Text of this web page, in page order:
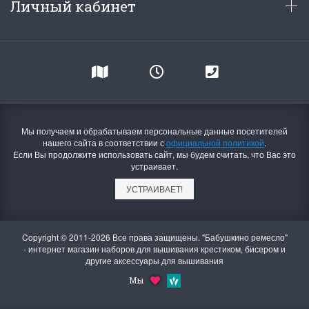
Личный кабинет
Мы получаем и обрабатываем персональные данные посетителей
нашего сайта в соответствии софициальной политикой.
Если Вы продолжите использовать сайт, мы будем считать, что Вас это
устраивает.
УСТРАИВАЕТ!
Copyright © 2011-2026 Все права защищены. "Бабушкино ремесло"
- интернет магазин наборов для вышивания крестиком, бисером и
другие аксессуары для вышивания
Мы